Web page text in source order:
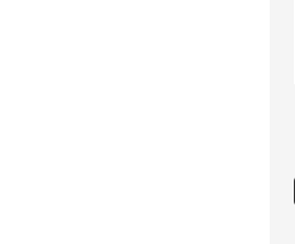
Olímpica de Portugal